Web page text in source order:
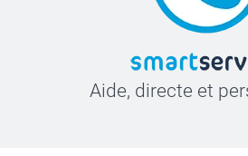
Aide, directe et